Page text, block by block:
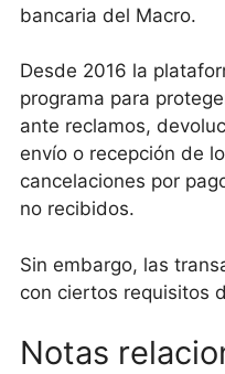
bancaria del Macro.
Desde 2016 la
programa para
ante reclamos,
envío o recepción de
cancelaciones por
no recibidos.
Sin embargo, las
con ciertos requisitos
Notas